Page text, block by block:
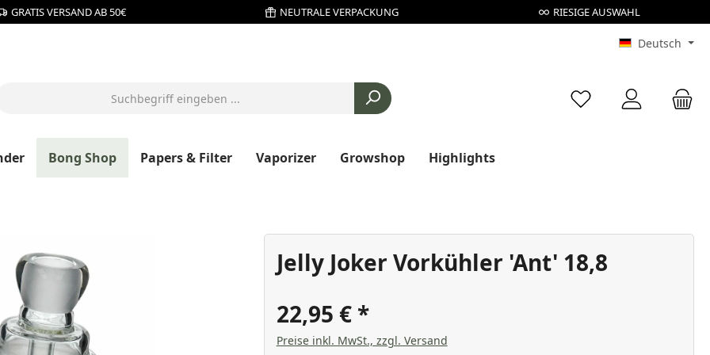
GRATIS VERSAND AB 50€ NEUTRALE VERPACKUNG RIESIGE AUSWAHL
Deutsch
Du hast 0 Produkte
Bong Shop Papers & Filter Vaporizer Growshop Highlights
Jelly Joker Vorkühler 'Ant' 18,8
22,95 €
Preise inkl. MwSt., zzgl. Versand